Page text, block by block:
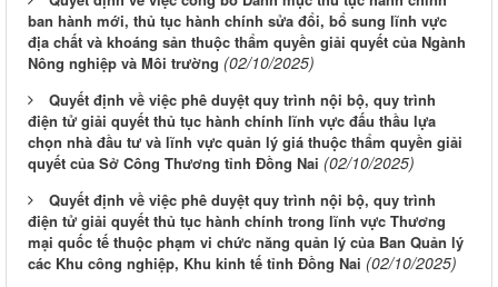
ban hành mới, thủ tục hành chính sửa đổi, bổ sung lĩnh vực
địa chất và khoáng sản thuộc thẩm quyền giải quyết của Ngành
Nông nghiệp và Môi trường (02/10/2025)
Quyết định về việc phê duyệt quy trình nội bộ, quy trình
điện tử giải quyết thủ tục hành chính lĩnh vực đấu thầu lựa
chọn nhà đầu tư và lĩnh vực quản lý giá thuộc thẩm quyền giải
quyết của Sở Công Thương tỉnh Đồng Nai (02/10/2025)
Quyết định về việc phê duyệt quy trình nội bộ, quy trình
điện tử giải quyết thủ tục hành chính trong lĩnh vực Thương
mại quốc tế thuộc phạm vi chức năng quản lý của Ban Quản lý
các Khu công nghiệp, Khu kinh tế tỉnh Đồng Nai (02/10/2025)